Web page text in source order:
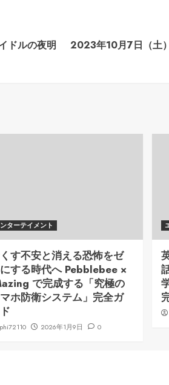
ドルの夜明
2023年10月7日（土
ターテイメント
す不安と消える恐怖をゼ
する時代へ Pebblebee ×
で完成する「究極の
ホ防衛システム」完全ガ
phi72110 2026年1月9日 0